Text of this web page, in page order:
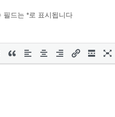
필드는 *로 표시됩니다